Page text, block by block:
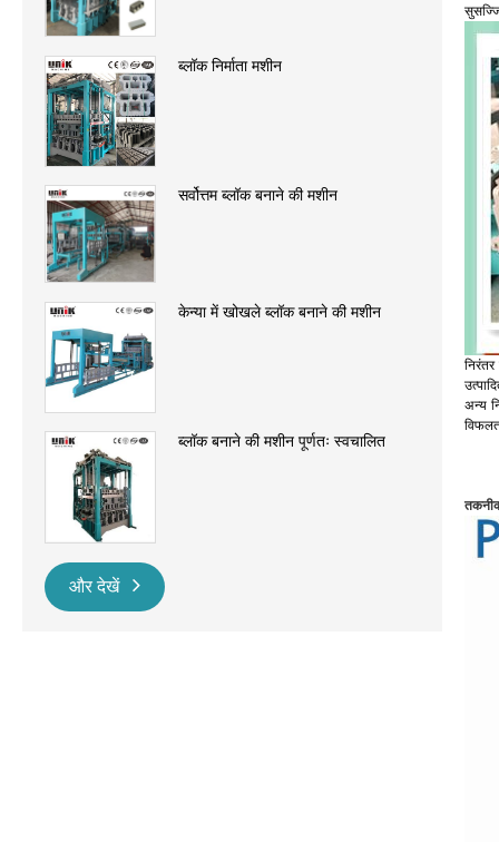
ब्लॉक निर्माता मशीन
सर्वोत्तम ब्लॉक बनाने की मशीन
केन्या में खोखले ब्लॉक बनाने की मशीन
ब्लॉक बनाने की मशीन पूर्णतः स्वचालित
और देखें
अन्य